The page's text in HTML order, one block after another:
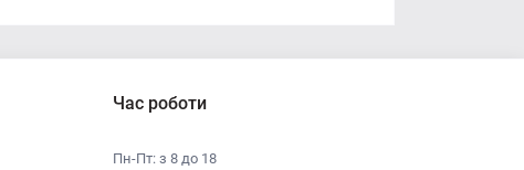
Час роботи
Пн-Пт: з 8 до 18